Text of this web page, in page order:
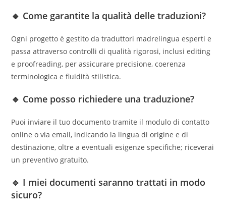
🔹 Come garantite la qualità delle traduzioni?
Ogni progetto è gestito da traduttori madrelingua esperti e
passa attraverso controlli di qualità rigorosi, inclusi editing
e proofreading, per assicurare precisione, coerenza
terminologica e fluidità stilistica.
🔹 Come posso richiedere una traduzione?
Puoi inviare il tuo documento tramite il modulo di contatto
online o via email, indicando la lingua di origine e di
destinazione, oltre a eventuali esigenze specifiche; riceverai
un preventivo gratuito.
🔹 I miei documenti saranno trattati in modo
sicuro?